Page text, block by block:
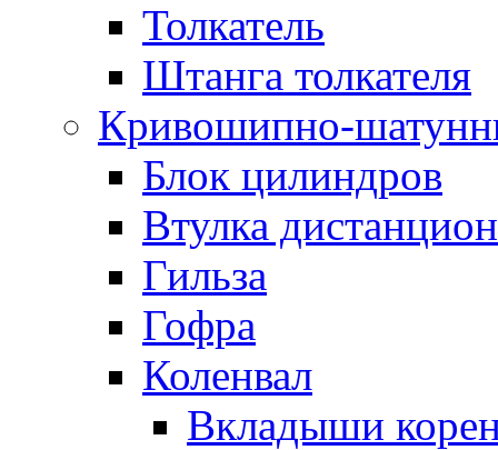
Толкатель
Штанга толкателя
Кривошипно-
Блок цилиндров
Втулка
Гильза
Гофра
Коленвал
Вкладыши